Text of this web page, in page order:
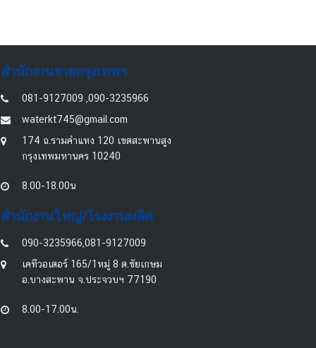
สำนักงานขายกรุงเทพฯ
081-9127009 ,090-3235966
waterkt745@gmail.com
174 ถ.รามคำแหง 120 เขตสะพานสูง
กรุงเทพมหานคร 10240
8.00-18.00น
สำนักงานใหญ่/โรงงานผลิต
090-3235966,081-9127009
เคทีวอเตอร์ 165/1หมู่ 8 ต.ชัยเกษม
อ.บางสะพาน จ.ประจวบฯ 77190
8.00-17.00น.